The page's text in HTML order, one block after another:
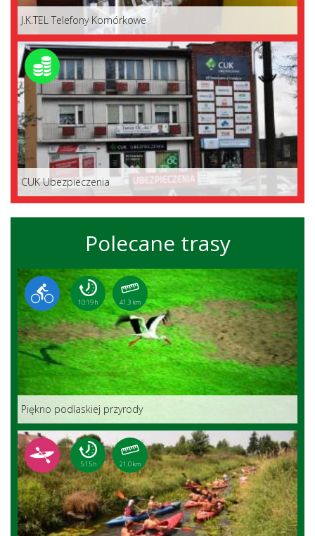
J.K.TEL Telefony Komórkowe
CUK Ubezpieczenia
Polecane trasy
10:19 h 41.3 km
Piękno podlaskiej przyrody
5:15 h 21.0 km